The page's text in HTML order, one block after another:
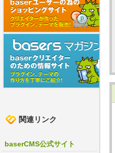
関連リンク
baserCMS公式サイト